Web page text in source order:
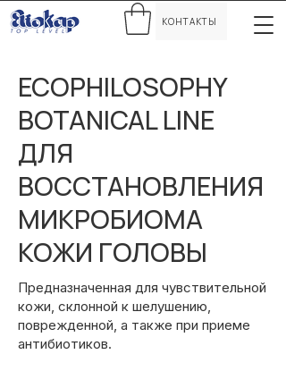
КОНТАКТЫ
ECOPHILOSOPHY
BOTANICAL LINE
ДЛЯ
ВОССТАНОВЛЕНИЯ
МИКРОБИОМА
КОЖИ ГОЛОВЫ
Предназначенная для чувствительной
кожи, склонной к шелушению,
поврежденной, а также при приеме
антибиотиков.